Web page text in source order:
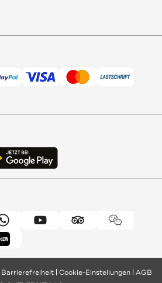
Barrierefreiheit Cookie-Einstellungen AGB